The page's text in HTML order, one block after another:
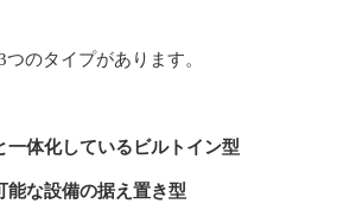
のタイプがあります。
一体化しているビルトイン型
能な設備の据え置き型